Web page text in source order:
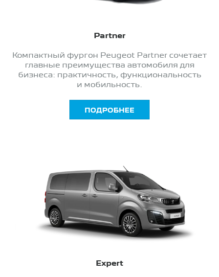
Partner
Компактный фургон Peugeot Partner сочетает
главные преимущества автомобиля для
бизнеса: практичность, функциональность
и мобильность.
ПОДРОБНЕЕ
Expert